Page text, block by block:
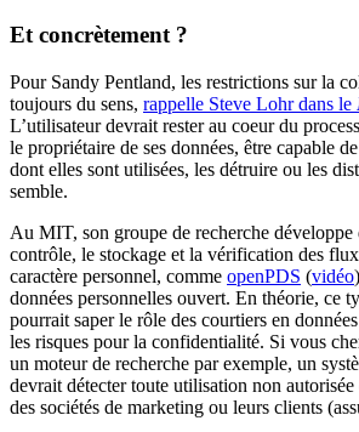
Et concrètement ?
Pour Sandy Pentland, les restrictions sur la
toujours du sens, rappelle Steve Lohr dans le
L’utilisateur devrait rester au coeur du
le propriétaire de ses données, être capable
dont elles sont utilisées, les détruire ou les
semble.
Au MIT, son groupe de recherche développe
contrôle, le stockage et la vérification des
caractère personnel, comme openPDS (vidéo
données personnelles ouvert. En théorie, ce
pourrait saper le rôle des courtiers en
les risques pour la confidentialité. Si vous
un moteur de recherche par exemple, un
devrait détecter toute utilisation non
des sociétés de marketing ou leurs clients